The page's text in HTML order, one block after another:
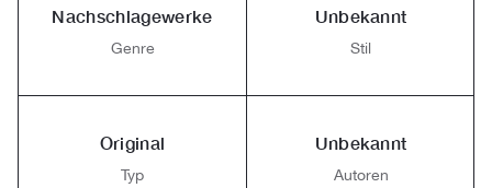
Nachschlagewerke
Genre
Unbekannt
Stil
Original
Typ
Unbekannt
Autoren